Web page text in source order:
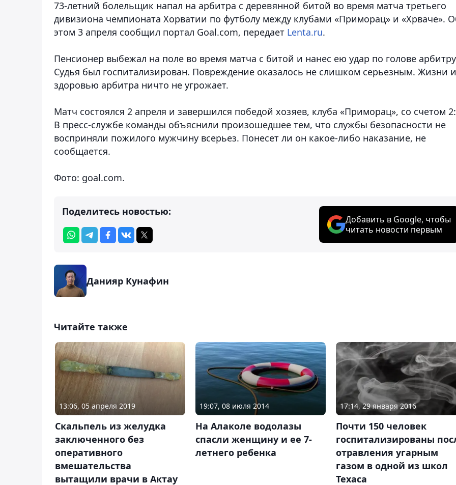
73-летний болельщик напал на арбитра с деревянной битой во время матча третьего
дивизиона чемпионата Хорватии по футболу между клубами «Приморац» и «Хрваче».
этом 3 апреля сообщил портал Goal.com, передает Lenta.ru.
Пенсионер выбежал на поле во время матча с битой и нанес ею удар по голове
Судья был госпитализирован. Повреждение оказалось не слишком серьезным. Жизни и
здоровью арбитра ничто не угрожает.
Матч состоялся 2 апреля и завершился победой хозяев, клуба «Приморац», со счетом
В пресс-службе команды объяснили произошедшее тем, что службы безопасности не
восприняли пожилого мужчину всерьез. Понесет ли он какое-либо наказание, не
сообщается.
Фото: goal.com.
Поделитесь новостью:
Добавить в Google, чтобы
читать новости первым
Данияр Кунафин
Читайте также
13:06, 05 апреля 2019
Скальпель из желудка
заключенного без
оперативного
вмешательства
вытащили врачи в Актау
19:07, 08 июля 2014
На Алаколе водолазы
спасли женщину и ее 7-
летнего ребенка
17:14, 29 января 2016
Почти 150 человек
госпитализированы
отравления угарным
газом в одной из школ
Техаса